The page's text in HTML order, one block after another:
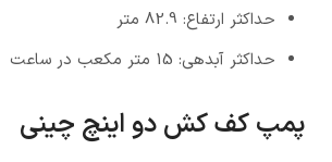
حداکثر ارتفاع: 82.9 متر
حداکثر آبدهی: 15 متر مکعب در ساعت
پمپ کف کش دو اینچ چینی